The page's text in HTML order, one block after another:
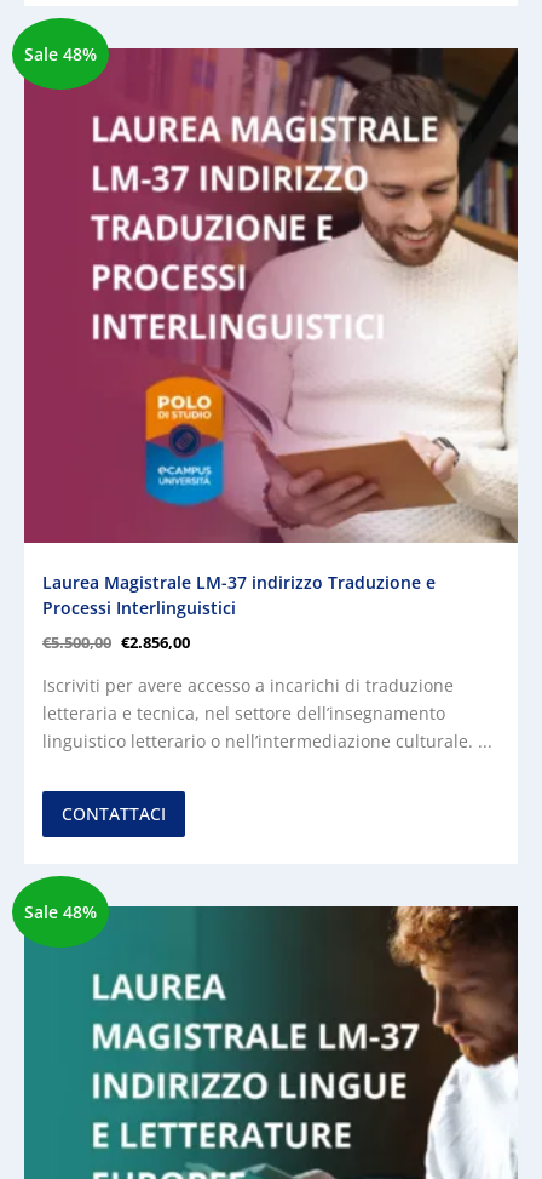
Sale 48%
Laurea Magistrale LM-37 indirizzo Traduzione e
Processi Interlinguistici
€5.500,00 €2.856,00
Iscriviti per avere accesso a incarichi di traduzione
letteraria e tecnica, nel settore dell’insegnamento
linguistico letterario o nell’intermediazione culturale. ...
CONTATTACI
Sale 48%